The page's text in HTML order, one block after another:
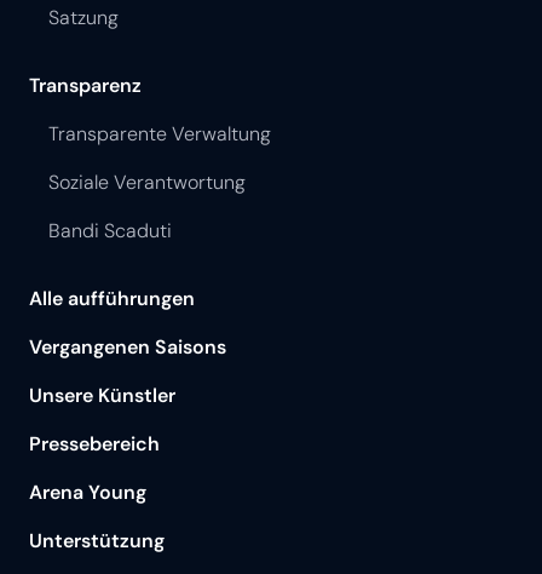
Satzung
Transparenz
Transparente Verwaltung
Soziale Verantwortung
Bandi Scaduti
Alle aufführungen
Vergangenen Saisons
Unsere Künstler
Pressebereich
Arena Young
Unterstützung